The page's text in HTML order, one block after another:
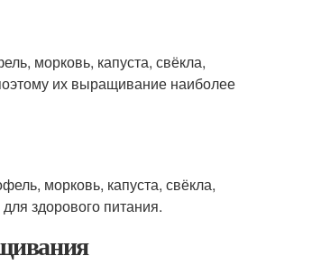
морковь, капуста, свёкла,
их выращивание наиболее
морковь, капуста, свёкла,
здорового питания.